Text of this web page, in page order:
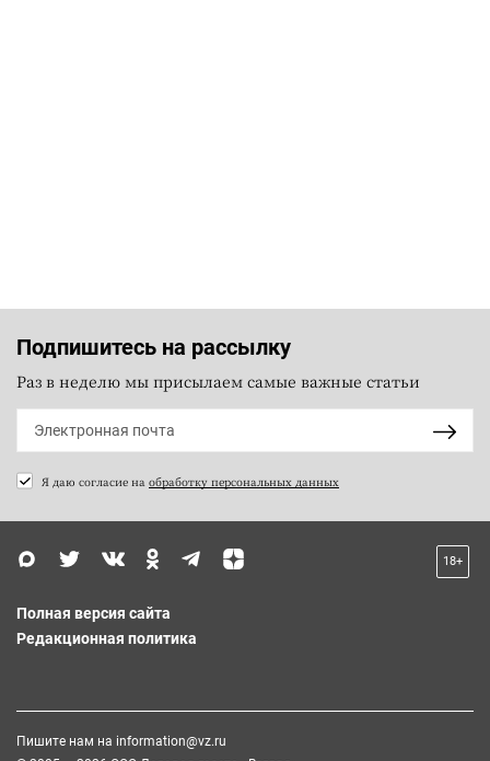
Подпишитесь на рассылку
Раз в неделю мы присылаем самые важные статьи
Я даю согласие на обработку персональных данных
18+
Полная версия сайта
Редакционная политика
Пишите нам на information@vz.ru